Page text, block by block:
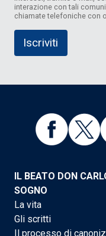
interazione con tali
chiamate telefoniche con
IL BEATO DON
SOGNO
La vita
Gli scritti
Il processo di